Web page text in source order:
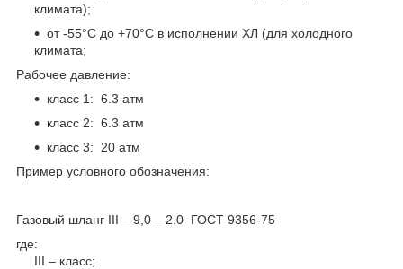
климата);
от -55°С до +70°С в исполнении ХЛ (для холодного
климата;
Рабочее давление:
класс 1: 6.3 атм
класс 2: 6.3 атм
класс 3: 20 атм
Пример условного обозначения:
Газовый шланг III – 9,0 – 2.0 ГОСТ 9356-75
где:
III – класс;